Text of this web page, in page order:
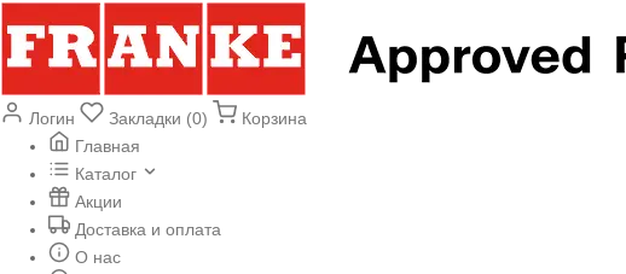
Логин Закладки (0)
Корзина
Главная
Каталог
Акции
Доставка и оплата
О нас